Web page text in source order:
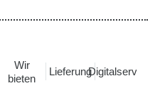
Wir
bieten
LieferungDigitalservice